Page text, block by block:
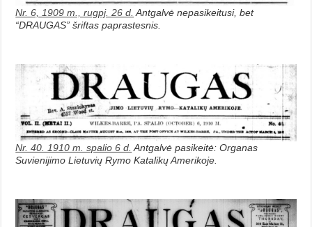
Nr. 6, 1909 m., rugpj. 26 d. Antgalvė nepasikeitusi, bet
“DRAUGAS” šriftas paprastesnis.
Nr. 40. 1910 m. spalio 6 d. Antgalvė pasikeitė: Organas
Suvienijimo Lietuvių Rymo Katalikų Amerikoje.